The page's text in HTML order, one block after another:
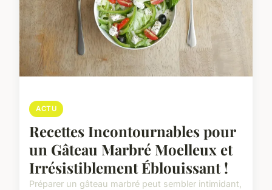
ACTU
Recettes Incontournables pour
un Gâteau Marbré Moelleux et
Irrésistiblement Éblouissant !
Préparer un gâteau marbré peut sembler intimidant,